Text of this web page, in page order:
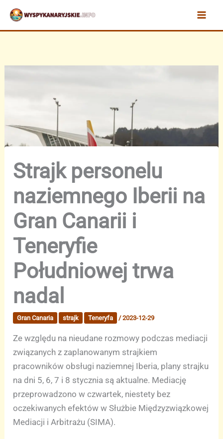
Przejdź
treści
Strajk personelu
naziemnego Iberii na
Gran Canarii i
Teneryfie
Południowej trwa
nadal
Gran Canaria strajk Teneryfa /2023-12-29
Ze względu na nieudane rozmowy podczas mediacji
związanych z zaplanowanym strajkiem
pracowników obsługi naziemnej Iberia, plany strajku
na dni 5, 6, 7 i 8 stycznia są aktualne. Mediację
przeprowadzono w czwartek, niestety bez
oczekiwanych efektów w Służbie Międzyzwiązkowej
Mediacji i Arbitrażu (SIMA).